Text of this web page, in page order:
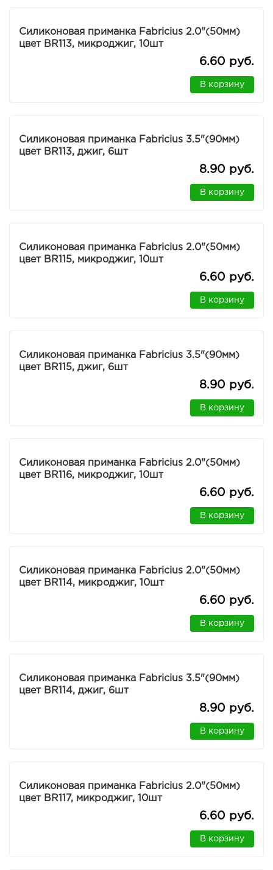
Силиконовая приманка Fabricius 2.0"(50мм)
цвет BR113, микроджиг, 10шт
6.60 руб.
В корзину
Силиконовая приманка Fabricius 3.5"(90мм)
цвет BR113, джиг, 6шт
8.90 руб.
В корзину
Силиконовая приманка Fabricius 2.0"(50мм)
цвет BR115, микроджиг, 10шт
6.60 руб.
В корзину
Силиконовая приманка Fabricius 3.5"(90мм)
цвет BR115, джиг, 6шт
8.90 руб.
В корзину
Силиконовая приманка Fabricius 2.0"(50мм)
цвет BR116, микроджиг, 10шт
6.60 руб.
В корзину
Силиконовая приманка Fabricius 2.0"(50мм)
цвет BR114, микроджиг, 10шт
6.60 руб.
В корзину
Силиконовая приманка Fabricius 3.5"(90мм)
цвет BR114, джиг, 6шт
8.90 руб.
В корзину
Силиконовая приманка Fabricius 2.0"(50мм)
цвет BR117, микроджиг, 10шт
6.60 руб.
В корзину